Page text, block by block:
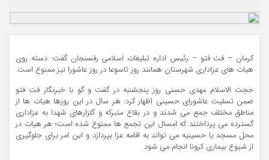
کرمان – فت فتو – رئیس اداره تبلیغات اسلامی رفسنجان گفت: دسته روی
هیات های عزاداری شهرستان همانند روز تاسوعا در روز عاشورا نیز ممنوع است.
حجت الاسلام مهدی حسنی روز پنجشنبه در گفت و گو با خبرنگار فت فتو
ضمن تسلیت عاشورای حسینی اظهار کرد: هر سال در این روزها هیات ها از
مناطق مختلف جمع می شدند و در بقاع متبرکه و گلزارهای شهدا به عزاداری
گسترده می پرداختند که امسال این تجمع ها ممنوع شده است؛ هر هیات در
محل مسجد یا حسینیه می تواند به اقامه عزا بپردازد و این امر برای جلوگیری
از شیوع بیماری کرونا انجام می شود.